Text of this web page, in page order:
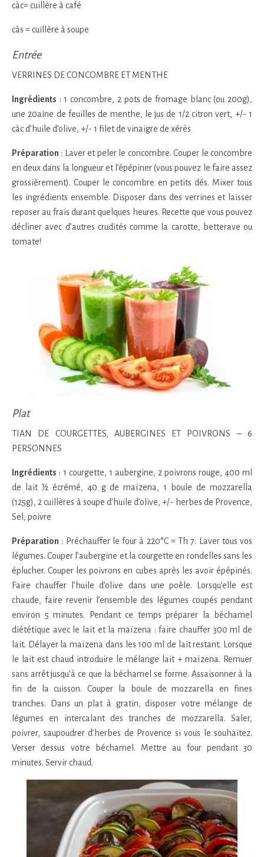
càc= cuillère à café
càs = cuillère à soupe
Entrée
VERRINES DE CONCOMBRE ET MENTHE
Ingrédients : 1 concombre, 2 pots de fromage blanc (ou 200g),
une 20aine de feuilles de menthe, le jus de 1/2 citron vert, +/- 1
càc d’huile d’olive, +/- 1 filet de vinaigre de xérès
Préparation : Laver et peler le concombre. Couper le concombre
en deux dans la longueur et l’épépiner (vous pouvez le faire assez
grossièrement). Couper le concombre en petits dés. Mixer tous
les ingrédients ensemble. Disposer dans des verrines et laisser
reposer au frais durant quelques heures. Recette que vous pouvez
décliner avec d’autres crudités comme la carotte, betterave ou
tomate!
Plat
TIAN DE COURGETTES, AUBERGINES ET POIVRONS – 6
PERSONNES
Ingrédients : 1 courgette, 1 aubergine, 2 poivrons rouge, 400 ml
de lait ½ écrémé, 40 g de maïzena, 1 boule de mozzarella
(125g), 2 cuillères à soupe d’huile d’olive, +/- herbes de Provence,
Sel, poivre
Préparation : Préchauffer le four à 220°C = Th 7. Laver tous vos
légumes. Couper l’aubergine et la courgette en rondelles sans les
éplucher. Couper les poivrons en cubes après les avoir épépinés.
Faire chauffer l’huile d’olive dans une poêle. Lorsqu’elle est
chaude, faire revenir l’ensemble des légumes coupés pendant
environ 5 minutes. Pendant ce temps préparer la béchamel
diététique avec le lait et la maïzena : faire chauffer 300 ml de
lait. Délayer la maïzena dans les 100 ml de lait restant. Lorsque
le lait est chaud introduire le mélange lait + maïzena. Remuer
sans arrêt jusqu’à ce que la béchamel se forme. Assaisonner à la
fin de la cuisson. Couper la boule de mozzarella en fines
tranches. Dans un plat à gratin, disposer votre mélange de
légumes en intercalant des tranches de mozzarella. Saler,
poivrer, saupoudrer d’herbes de Provence si vous le souhaitez.
Verser dessus votre béchamel. Mettre au four pendant 30
minutes. Servir chaud.